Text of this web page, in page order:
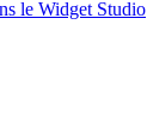
le Widget Studio